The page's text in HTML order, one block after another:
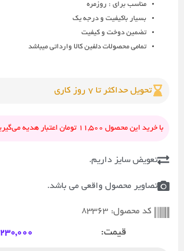
مناسب برای : روزمره
بسیار باکیفیت و درجه یک
تضمین دوخت و کیفیت
تمامی محصولات دلفین کالا وارداتی میباشد
تحویل حداکثر تا 7 روز کاری
با خرید این محصول 11,500 تومان اعتبار هدیه می‌گیرید!
تعویض سایز داریم.
تصاویر محصول واقعی می باشد.
کد محصول: 83363
قیمت: 230,000